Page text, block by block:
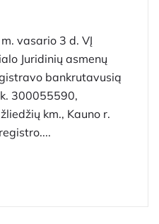
vasario 3 d. VĮ
Juridinių asmenų
bankrutavusią
300055590,
km., Kauno r.